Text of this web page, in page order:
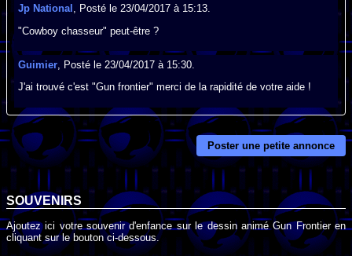
Jp National , Posté le 23/04/2017 à 15:13.
"Cowboy chasseur" peut-être ?
Guimier , Posté le 23/04/2017 à 15:30.
J'ai trouvé c'est "Gun frontier" merci de la rapidité de votre aide !
Poster une petite annonce
SOUVENIRS
Ajoutez ici votre souvenir d'enfance sur le dessin animé Gun Frontier en
cliquant sur le bouton ci-dessous.